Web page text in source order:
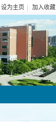
设为主页 加入收藏